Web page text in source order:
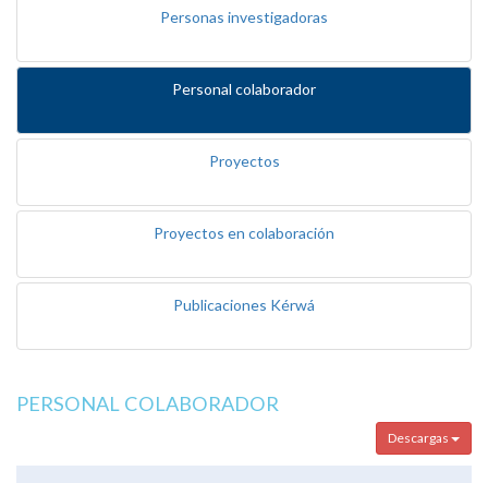
Personas investigadoras
Personal colaborador
Proyectos
Proyectos en colaboración
Publicaciones Kérwá
PERSONAL COLABORADOR
Descargas